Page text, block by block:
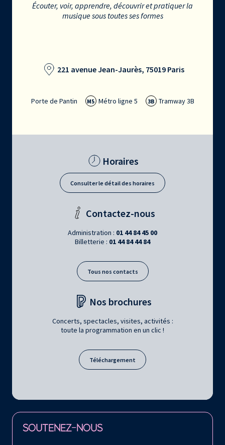
Écouter, voir, apprendre, découvrir et pratiquer la
musique sous toutes ses formes
221 avenue Jean-Jaurès, 75019 Paris
Porte de Pantin M5 Métro ligne 5 3B Tramway 3B
Horaires
Consulter le détail des horaires
Contactez-nous
Administration : 01 44 84 45 00
Billetterie : 01 44 84 44 84
Tous nos contacts
Nos brochures
Concerts, spectacles, visites, activités :
toute la programmation en un clic !
Téléchargement
SOUTENEZ-NOUS
Retrouvez la Philharmonie de Paris sur